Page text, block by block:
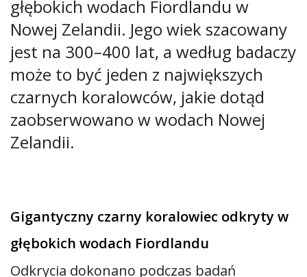
głębokich wodach Fiordlandu w
Nowej Zelandii. Jego wiek szacowany
jest na 300–400 lat, a według badaczy
może to być jeden z największych
czarnych koralowców, jakie dotąd
zaobserwowano w wodach Nowej
Zelandii.
Gigantyczny czarny koralowiec odkryty w
głębokich wodach Fiordlandu
Odkrycia dokonano podczas badań